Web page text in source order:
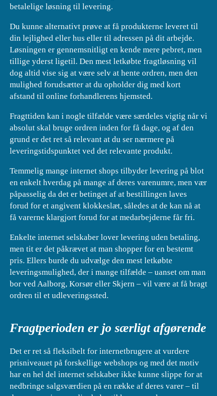
betalelige løsning til levering.
Du kunne alternativt prøve at få produkterne leveret til
din lejlighed eller hus eller til adressen på dit arbejde.
Løsningen er gennemsnitligt en kende mere pebret, men
tillige yderst ligetil. Den mest letkøbte fragtløsning vil
dog altid vise sig at være selv at hente ordren, men den
mulighed forudsætter at du opholder dig med kort
afstand til online forhandlerens hjemsted.
Fragttiden kan i nogle tilfælde være særdeles vigtig når vi
absolut skal bruge ordren inden for få dage, og af den
grund er det ret så relevant at du ser nærmere på
leveringstidspunktet ved det relevante produkt.
Temmelig mange internet shops tilbyder levering på blot
en enkelt hverdag på mange af deres varenumre, men vær
påpasselig da det er betinget af at bestillingen laves
forud for et angivent klokkeslæt, således at de kan nå at
få varerne klargjort forud for at medarbejderne får fri.
Enkelte internet selskaber lover levering uden betaling,
men tit er det påkrævet at man shopper for en bestemt
pris. Ellers burde du udvælge den mest letkøbte
leveringsmulighed, der i mange tilfælde – uanset om man
bor ved Aalborg, Korsør eller Skjern – vil være at få bragt
ordren til et udleveringssted.
Fragtperioden er jo særligt afgørende
Det er ret så fleksibelt for internetbrugere at vurdere
prisniveauet på forskellige webshops og med det motiv
har en hel del internet selskaber ikke kunne slippe for at
nedbringe salgsværdien på en række af deres varer – til